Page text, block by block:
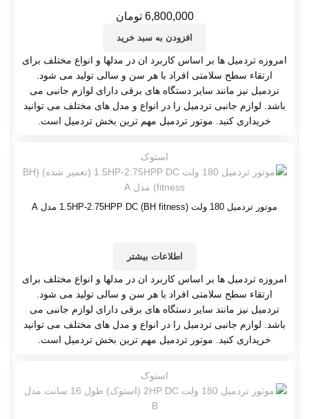
6,800,000 تومان
افزودن به سبد خرید
امروزه تردمیل ها بر اساس کاربرد ان در مدلها و انواع مختلف برای
ارتقاء سطح سلامتی افراد با هر سن و سالی تولید می شود.
تردمیل نیز مانند سایر دستگاه های برقی دارای لوازم جانبی می
باشد. لوازم جانبی تردمیل را در انواع و مدل های مختلف می توانید
خریداری کنید. موتور تردمیل مهم ترین بخش تردمیل است.
استوک
موتور تردمیل 180 ولت 1.5HP-2.75HPP DC (BH fitness) مدل A
اطلاعات بیشتر
امروزه تردمیل ها بر اساس کاربرد ان در مدلها و انواع مختلف برای
ارتقاء سطح سلامتی افراد با هر سن و سالی تولید می شود.
تردمیل نیز مانند سایر دستگاه های برقی دارای لوازم جانبی می
باشد. لوازم جانبی تردمیل را در انواع و مدل های مختلف می توانید
خریداری کنید. موتور تردمیل مهم ترین بخش تردمیل است.
استوک